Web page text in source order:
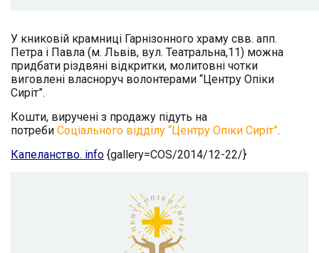
У книковій крамниці Гарнізонного храму свв. апп.
Петра і Павла (м. Львів, вул. Театральна,11) можна
придбати різдвяні відкритки, молитовні чотки
виговлені власноруч волонтерами “Центру Опіки
Сиріт”.
Кошти, виручені з продажу підуть на
потреби Соціального відділу “Центру Опіки Сиріт”.
Капеланство. info {gallery=COS/2014/12-22/}